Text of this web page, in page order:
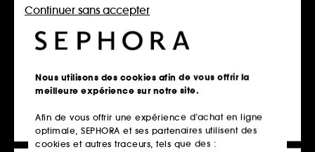
les soins anti-taches visage anti-âge de Clarins
les soins pour peaux grasses de The Inkey List
les soins pour peaux sèches de belif
Disponibles avec bien d’autres soins pour la peau du
visage dans notre vitrine en ligne scintillante.
Nous utilisons des cookies afin de vous offrir la
meilleure expérience sur notre site.
Afin de vous offrir une expérience d’achat en ligne
optimale, SEPHORA et ses partenaires utilisent des
cookies et autres traceurs, tels que des :
Continuer sans accepter